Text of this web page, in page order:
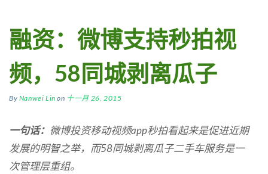
融资：微博支持秒拍视
频，58同城剥离瓜子
By Nanwei Lin on 十一月 26, 2015
一句话： 微博投资移动视频app秒拍看起来是促进近期
发展的明智之举，而58同城剥离瓜子二手车服务是一
次管理层重组。